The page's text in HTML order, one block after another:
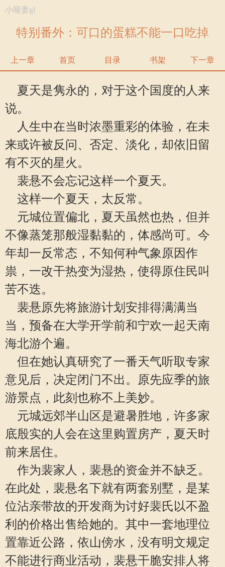
小哑妻gl
特别番外：可口的蛋糕不能一口吃掉
上一章 首页 目录 书架 下一章
夏天是隽永的，对于这个国度的人来
说。
人生中在当时浓墨重彩的体验，在未
来或许被反问、否定、淡化，却依旧留
有不灭的星火。
裴悬不会忘记这样一个夏天。
这样一个夏天，太反常。
元城位置偏北，夏天虽然也热，但并
不像蒸笼那般湿黏黏的，体感尚可。今
年却一反常态，不知何种气象原因作
祟，一改干热变为湿热，使得原住民叫
苦不迭。
裴悬原先将旅游计划安排得满满当
当，预备在大学开学前和宁欢一起天南
海北游个遍。
但在她认真研究了一番天气听取专家
意见后，决定闭门不出。原先应季的旅
游景点，此刻也称不上美妙。
元城远郊半山区是避暑胜地，许多家
底殷实的人会在这里购置房产，夏天时
前来居住。
作为裴家人，裴悬的资金并不缺乏。
在此处，裴悬名下就有两套别墅，是某
位沾亲带故的开发商为讨好裴氏以不盈
利的价格出售给她的。其中一套地理位
置靠近公路，依山傍水，没有明文规定
不能进行商业活动，裴悬干脆安排人将